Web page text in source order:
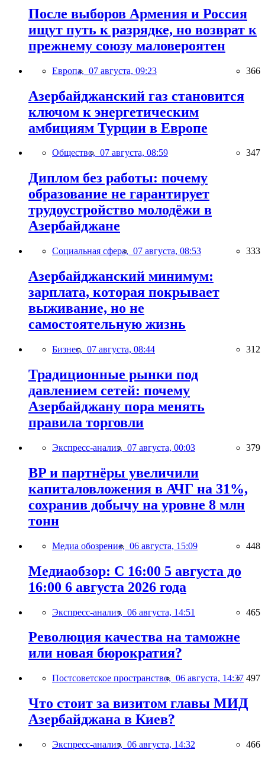
После выборов Армения и Россия
ищут путь к разрядке, но возврат к
прежнему союзу маловероятен
Европа, 07 августа, 09:23 366
Азербайджанский газ становится
ключом к энергетическим
амбициям Турции в Европе
Общество, 07 августа, 08:59 347
Диплом без работы: почему
образование не гарантирует
трудоустройство молодёжи в
Азербайджане
Социальная сфера, 07 августа, 08:53 333
Азербайджанский минимум:
зарплата, которая покрывает
выживание, но не
самостоятельную жизнь
Бизнес, 07 августа, 08:44 312
Традиционные рынки под
давлением сетей: почему
Азербайджану пора менять
правила торговли
Экспресс-анализ, 07 августа, 00:03 379
BP и партнёры увеличили
капиталовложения в АЧГ на 31%,
сохранив добычу на уровне 8 млн
тонн
Медиа обозрение, 06 августа, 15:09 448
Медиаобзор: С 16:00 5 августа до
16:00 6 августа 2026 года
Экспресс-анализ, 06 августа, 14:51 465
Революция качества на таможне
или новая бюрократия?
Постсоветское пространство, 06 августа, 14:37 497
Что стоит за визитом главы МИД
Азербайджана в Киев?
Экспресс-анализ, 06 августа, 14:32 466